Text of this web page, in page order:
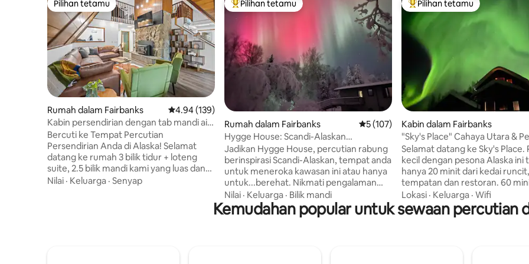
Pilihan tetamu
Pilihan tetamu
Rumah dalam Fairbanks Penarafan purata 4.94 daripada 5, 139 ulasan
4.94 (139)
Kabin persendirian dengan tab mandi air
panas, lubang api & bilik permainan
Bercuti ke Tempat Percutian
Persendirian Anda di Alaska! Selamat
datang ke rumah 3 bilik tidur + loteng
suite, 2.5 bilik mandi kami yang luas dan
bergaya — tempat percutian yang
Nilai · Keluarga · Senyap
Pilihan utama tetamu
Pilihan tetamu
Rumah dalam Fairbanks Penarafan purata 5 daripada 5, 107 ulasan
5 (107)
Hygge House: Scandi-Alaskan
retreat/Hot Tub+Aurora
Jadikan Hygge House, percutian rabung
berinspirasi Scandi-Alaskan, tempat anda
untuk meneroka kawasan ini atau hanya
untuk...berehat. Nikmati pengalaman
mewah untuk percutian penginapan
anda yang sewajarnya, percutian
romantik, atau perkahwinan atau bulan
Nilai · Keluarga · Bilik mandi
Pilihan utama tetamu
Pilihan tetamu
Kabin dalam Fairbanks
"Sky's Place" Cahaya Utara &
Alaska
Selamat datang ke Sky's Place.
kecil dengan pesona Alaska ini
hanya 20 minit dari kedai
tempatan dan restoran. 60
Chena Hot Springs dan 2 jam ke
Negara Denali. Ia percutian
yang sempurna atau tempat
membolehkan pemandangan
Lokasi · Keluarga · Wifi
Kemudahan popular untuk sewaan percutian